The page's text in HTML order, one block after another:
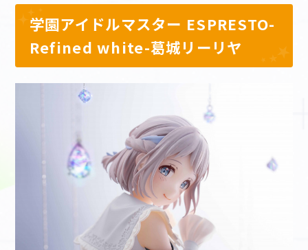
学園アイドルマスター ESPRESTO-
Refined white-葛城リーリヤ